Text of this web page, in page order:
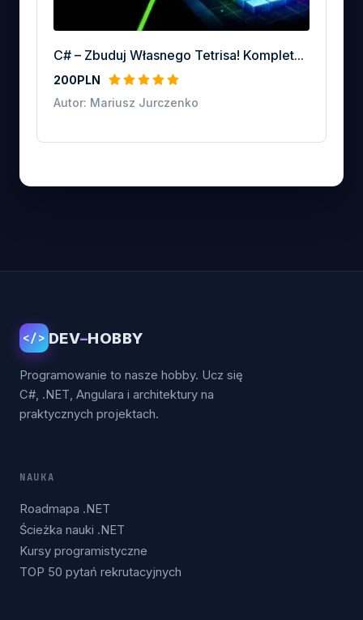
C# – Zbuduj Własnego Tetrisa! Komplet...
200PLN
Autor: Mariusz Jurczenko
</> DEV–HOBBY
Programowanie to nasze hobby. Ucz się
C#, .NET, Angulara i architektury na
praktycznych projektach.
NAUKA
Roadmapa .NET
Ścieżka nauki .NET
Kursy programistyczne
TOP 50 pytań rekrutacyjnych